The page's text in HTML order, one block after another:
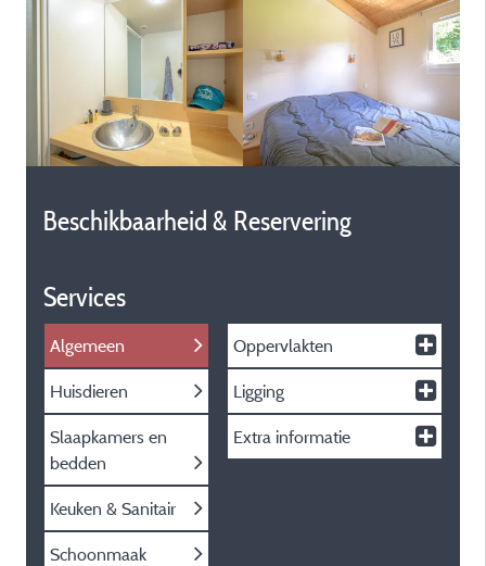
Beschikbaarheid & Reservering
Services
Algemeen
Huisdieren
Slaapkamers en
bedden
Keuken & Sanitair
Schoonmaak
Oppervlakten
Ligging
Extra informatie